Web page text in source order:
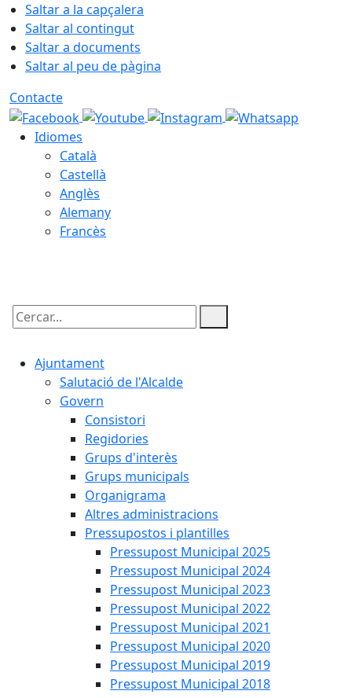
Saltar a la capçalera
Saltar al contingut
Saltar a documents
Saltar al peu de pàgina
Contacte
Idiomes
Català
Castellà
Anglès
Alemany
Francès
Cercar:
Ajuntament
Salutació de l'Alcalde
Govern
Consistori
Regidories
Grups d'interès
Grups municipals
Organigrama
Altres administracions
Pressupostos i plantilles
Pressupost Municipal 2025
Pressupost Municipal 2024
Pressupost Municipal 2023
Pressupost Municipal 2022
Pressupost Municipal 2021
Pressupost Municipal 2020
Pressupost Municipal 2019
Pressupost Municipal 2018